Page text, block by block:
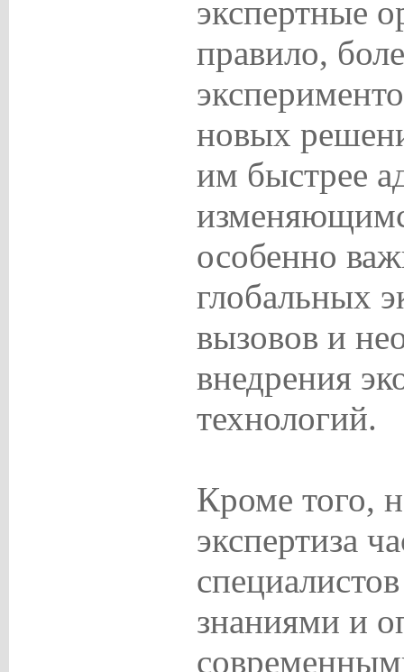
экспертные
правило,
новых
им быстрее
особенно
глобальных
вызовов и
внедрения
технологий.
Кроме того,
экспертиза
знаниями и